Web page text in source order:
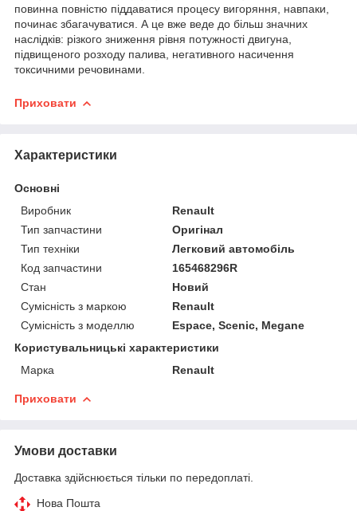
повинна повністю піддаватися процесу вигоряння, навпаки,
починає збагачуватися. А це вже веде до більш значних
наслідків: різкого зниження рівня потужності двигуна,
підвищеного розходу палива, негативного насичення
токсичними речовинами.
Приховати
Характеристики
Основні
Виробник
Renault
Тип запчастини
Оригінал
Тип техніки
Легковий автомобіль
Код запчастини
165468296R
Стан
Новий
Сумісність з маркою
Renault
Сумісність з моделлю
Espace, Scenic, Megane
Користувальницькі характеристики
Марка
Renault
Приховати
Умови доставки
Доставка здійснюється тільки по передоплаті.
Нова Пошта